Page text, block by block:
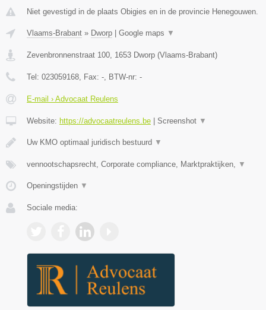
Niet gevestigd in de plaats Obigies en in de provincie Henegouwen.
Vlaams-Brabant » Dworp Google maps ▼
Zevenbronnenstraat 100 1653 Dworp (Vlaams-Brabant)
Tel: 023059168 , Fax: - , BTW-nr: -
E-mail › Advocaat Reulens
Website: https://advocaatreulens.be Screenshot ▼
Uw KMO optimaal juridisch bestuurd ▼
vennootschapsrecht, Corporate compliance, Marktpraktijken, ▼
Openingstijden ▼
Sociale media: